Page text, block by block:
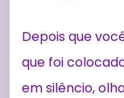
Depois que
que foi
em silêncio,